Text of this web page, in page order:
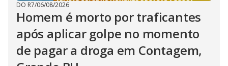
DO R7/06/08/2026
Homem é morto por traficantes
após aplicar golpe no momento
de pagar a droga em Contagem,